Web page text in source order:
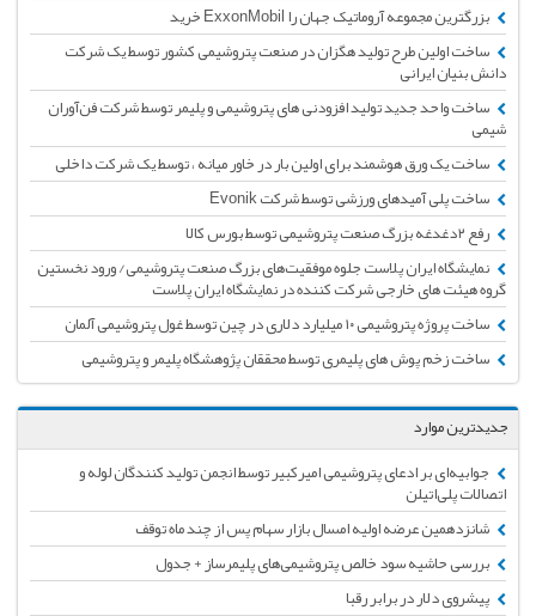
بزرگترین مجموعه آروماتیک جهان را ExxonMobil خرید
ساخت اولین طرح تولید هگزان در صنعت پتروشیمی کشور توسط یک شرکت
دانش بنیان ایرانی
ساخت واحد جدید تولید افزودنی های پتروشیمی و پلیمر توسط شرکت فن‌آوران
شیمی
ساخت یک ورق هوشمند برای اولین بار در خاور میانه ، توسط یک شرکت داخلی
ساخت پلی آمیدهای ورزشی توسط شرکت Evonik
رفع ۲دغدغه بزرگ صنعت پتروشیمی توسط بورس کالا
نمایشگاه ایران پلاست جلوه موفقیت‌های بزرگ صنعت پتروشیمی/ ورود نخستین
گروه هیئت های خارجی شرکت کننده در نمایشگاه ایران پلاست
ساخت پروژه پتروشیمی ۱۰ میلیارد دلاری در چین توسط غول پتروشیمی آلمان
ساخت زخم پوش های پلیمری توسط محققان پژوهشگاه پلیمر و پتروشیمی
جدیدترین موارد
جوابیه‌ای بر ادعای پتروشیمی امیرکبیر توسط انجمن تولید کنندگان لوله و
اتصالات پلی‌اتیلن
شانزدهمین عرضه اولیه امسال بازار سهام پس از چند ماه توقف
بررسی حاشیه سود خالص پتروشیمی‌های پلیمرساز + جدول
پیشروی دلار در برابر رقبا